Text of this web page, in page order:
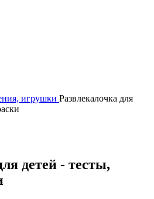
игрушки Развлекалочка для
детей - тесты,